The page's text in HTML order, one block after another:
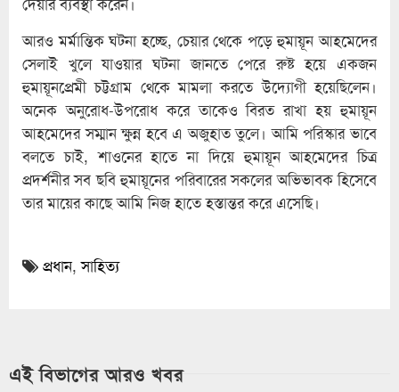
দেয়ার ব্যবস্থা করেন।
আরও মর্মান্তিক ঘটনা হচ্ছে, চেয়ার থেকে পড়ে হুমায়ূন আহমেদের
সেলাই খুলে যাওয়ার ঘটনা জানতে পেরে রুষ্ট হয়ে একজন
হুমায়ূনপ্রেমী চট্টগ্রাম থেকে মামলা করতে উদ্যোগী হয়েছিলেন।
অনেক অনুরোধ-উপরোধ করে তাকেও বিরত রাখা হয় হুমায়ূন
আহমেদের সম্মান ক্ষুন্ন হবে এ অজুহাত তুলে। আমি পরিস্কার ভাবে
বলতে চাই, শাওনের হাতে না দিয়ে হুমায়ূন আহমেদের চিত্র
প্রদর্শনীর সব ছবি হুমায়ূনের পরিবারের সকলের অভিভাবক হিসেবে
তার মায়ের কাছে আমি নিজ হাতে হস্তান্তর করে এসেছি।
প্রধান,সাহিত্য
এই বিভাগের আরও খবর